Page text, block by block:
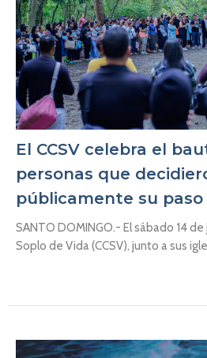
El CCSV celebra el
personas que
públicamente su paso
SANTO DOMINGO.- El sábado 14
Soplo de Vida (CCSV), junto a sus